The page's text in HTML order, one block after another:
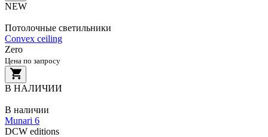
NEW
Потолочные светильники
Convex ceiling
Zero
Цена по запросу
В НАЛИЧИИ
В наличии
Munari 6
DCW editions